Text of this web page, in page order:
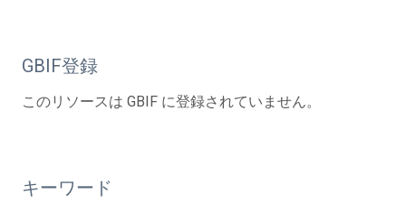
GBIF登録
このリソースは GBIF に登録されていません。
キーワード